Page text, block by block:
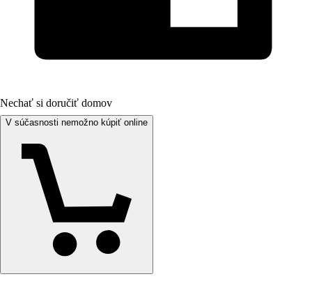
Nechať si doručiť domov
V súčasnosti nemožno kúpiť online